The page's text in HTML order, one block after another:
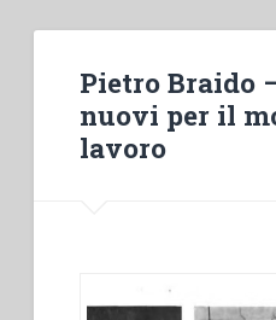
altri
Pietro Braido
nuovi per il
lavoro